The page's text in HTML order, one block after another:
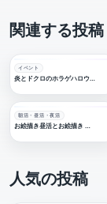
関連する投稿
イベント
炎とドクロのホラゲハロウィーン配信ロゴ【フリー素材・サムネ素材】
朝活・昼活・夜活
お絵描き昼活とお絵描き 配信ロゴ【フリー素材・サムネ素材】
人気の投稿